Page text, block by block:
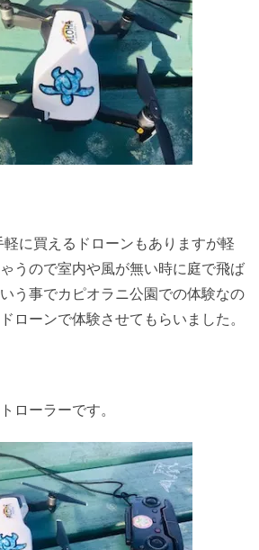
に買えるドローンもありますが軽
うので室内や風が無い時に庭で飛ば
う事でカピオラニ公園での体験なの
ローンで体験させてもらいました。
ローラーです。